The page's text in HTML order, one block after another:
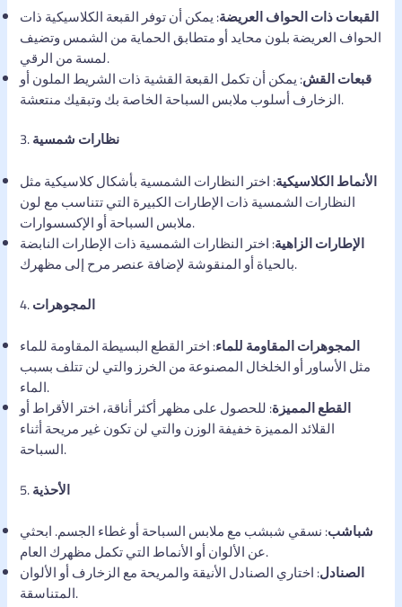
القبعات ذات الحواف العريضة: يمكن أن توفر القبعة الكلاسيكية ذات
الحواف العريضة بلون محايد أو متطابق الحماية من الشمس وتضيف
لمسة من الرقي.
قبعات القش: يمكن أن تكمل القبعة القشية ذات الشريط الملون أو
الزخارف أسلوب ملابس السباحة الخاصة بك وتبقيك منتعشة.
3.نظارات شمسية
الأنماط الكلاسيكية: اختر النظارات الشمسية بأشكال كلاسيكية مثل
النظارات الشمسية ذات الإطارات الكبيرة التي تتناسب مع لون
ملابس السباحة أو الإكسسوارات.
الإطارات الزاهية: اختر النظارات الشمسية ذات الإطارات النابضة
بالحياة أو المنقوشة لإضافة عنصر مرح إلى مظهرك.
4.المجوهرات
المجوهرات المقاومة للماء: اختر القطع البسيطة المقاومة للماء
مثل الأساور أو الخلخال المصنوعة من الخرز والتي لن تتلف بسبب
الماء.
القطع المميزة: للحصول على مظهر أكثر أناقة، اختر الأقراط أو
القلائد المميزة خفيفة الوزن والتي لن تكون غير مريحة أثناء
السباحة.
5.الأحذية
شباشب: نسقي شبشب مع ملابس السباحة أو غطاء الجسم. ابحثي
عن الألوان أو الأنماط التي تكمل مظهرك العام.
الصنادل: اختاري الصنادل الأنيقة والمريحة مع الزخارف أو الألوان
المتناسقة.